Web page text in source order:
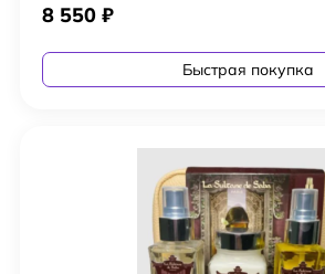
8 550 ₽
Быстрая покупка